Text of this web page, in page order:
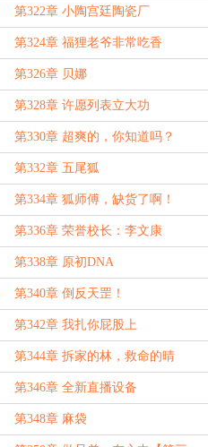
第322章 小陶宫廷陶瓷厂
第324章 福狸老爷非常吃香
第326章 贝娜
第328章 许愿列表立大功
第330章 超爽的，你知道吗？
第332章 五尾狐
第334章 狐师傅，缺货了啊！
第336章 荣誉校长：李文康
第338章 原初DNA
第340章 倒反天罡！
第342章 我扎你屁股上
第344章 拆家的林，救命的晴
第346章 全新直播设备
第348章 麻袋